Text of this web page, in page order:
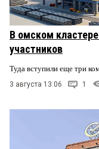
В омском
участников
Туда вступили еще три
3 августа 13:06 1